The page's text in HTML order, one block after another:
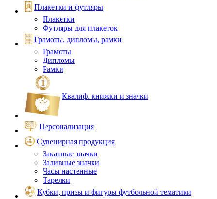
Плакетки и футляры
Плакетки
Футляры для плакеток
Грамоты, дипломы, рамки
Грамоты
Дипломы
Рамки
Квалиф. книжки и значки
Персонализация
Сувенирная продукция
Закатные значки
Заливные значки
Часы настенные
Тарелки
Кубки, призы и фигуры футбольной тематики